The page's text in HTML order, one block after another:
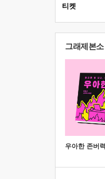
티켓
그래제본소
우아한 존버력